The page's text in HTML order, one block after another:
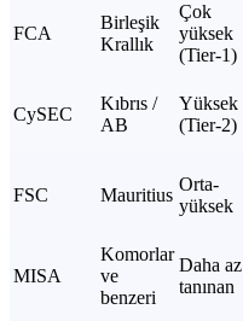
FCA
Birleşik
Krallık
Çok
yüksek
(Tier-1)
CySEC
Kıbrıs /
AB
Yüksek
(Tier-2)
FSC Mauritius
Orta-
yüksek
MISA
Komorlar
ve
benzeri
Daha az
tanınan